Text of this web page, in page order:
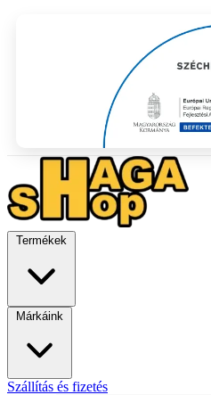
Termékek
Márkáink
Szállítás és fizetés